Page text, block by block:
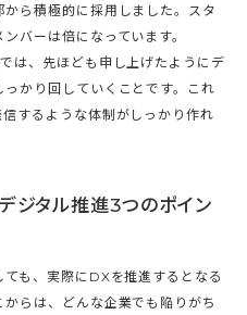
ら積極的に採用しました。スタ
バーは倍になっています。
は、先ほども申し上げたようにデ
かり回していくことです。これ
するような体制がしっかり作れ
ジタル推進3つのポイン
も、実際にDXを推進するとなる
らは、どんな企業でも陥りがち